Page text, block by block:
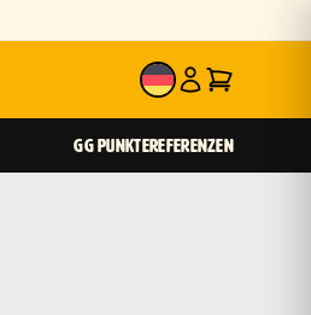
DE
GG PUNKTEREFERENZEN